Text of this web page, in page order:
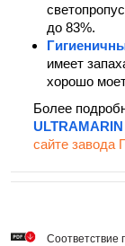
до 83%.
имеет
хорошо
Более
ULTRAMARIN
сайте